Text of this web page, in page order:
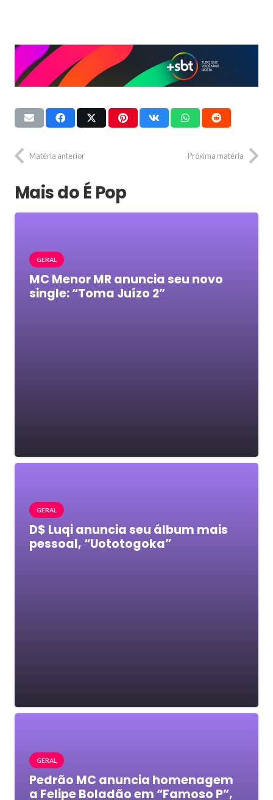
Matéria anterior Próxima matéria
Mais do É Pop
GERAL
MC Menor MR anuncia seu novo
single: “Toma Juízo 2”
GERAL
D$ Luqi anuncia seu álbum mais
pessoal, “Uototogoka”
GERAL
Pedrão MC anuncia homenagem
a Felipe Boladão em “Famoso P”,